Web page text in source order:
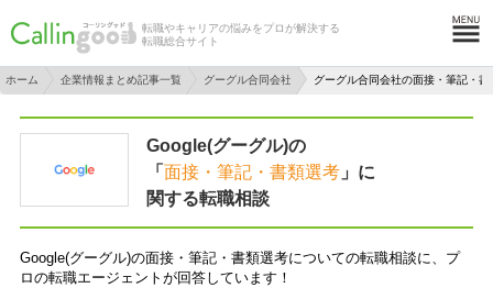
転職やキャリアの悩みをプロが解決する
転職総合サイト
ホーム 企業情報まとめ記事一覧 グーグル合同会社 グーグル合同会社の面接・筆記・書
Google(グーグル)の
「 面接・筆記・書類選考」に
関する転職相談
Google(グーグル)の面接・筆記・書類選考についての転職相談に、プ
ロの転職エージェントが回答しています！